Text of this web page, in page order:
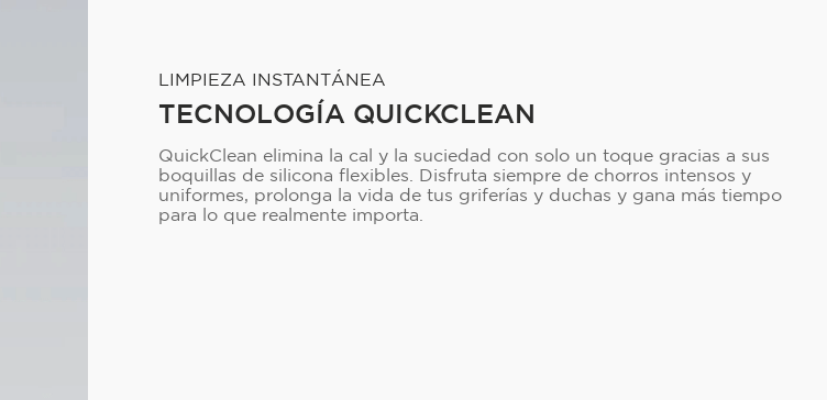
LIMPIEZA INSTANTÁNEA
TECNOLOGÍA QUICKCLEAN
QuickClean elimina la cal y la suciedad con solo un toque gracias a sus
boquillas de silicona flexibles. Disfruta siempre de chorros intensos y
uniformes, prolonga la vida de tus griferías y duchas y gana más tiempo
para lo que realmente importa.